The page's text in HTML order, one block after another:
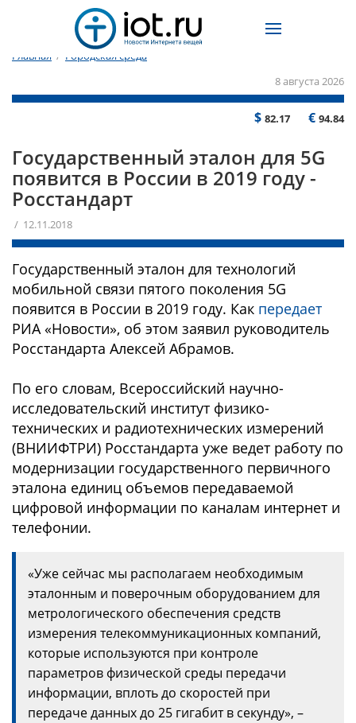
Главная / Городская среда
8 августа 2026
$ 82.17 € 94.84
Государственный эталон для 5G
появится в России в 2019 году -
Росстандарт
/ 12.11.2018
Государственный эталон для технологий
мобильной связи пятого поколения 5G
появится в России в 2019 году. Как передает
РИА «Новости», об этом заявил руководитель
Росстандарта Алексей Абрамов.
По его словам, Всероссийский научно-
исследовательский институт физико-
технических и радиотехнических измерений
(ВНИИФТРИ) Росстандарта уже ведет работу по
модернизации государственного первичного
эталона единиц объемов передаваемой
цифровой информации по каналам интернет и
телефонии.
«Уже сейчас мы располагаем необходимым
эталонным и поверочным оборудованием для
метрологического обеспечения средств
измерения телекоммуникационных компаний,
которые используются при контроле
параметров физической среды передачи
информации, вплоть до скоростей при
передаче данных до 25 гигабит в секунду», –